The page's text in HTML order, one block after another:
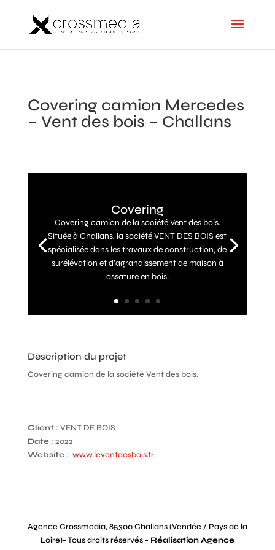
Covering camion Mercedes
– Vent des bois – Challans
Covering
Covering camion de la société Vent des bois.
Située à Challans, la société VENT DES BOIS est
spécialisée dans les travaux de construction, de
surélévation et d’agrandissement de maison à
ossature en bois.
Description du projet
Covering camion de la société Vent des bois.
Client : VENT DE BOIS
Date : 2022
Website: www.leventdesbois.fr
Agence Crossmedia, 85300 Challans (Vendée / Pays de la
Loire)- Tous droits réservés - Réalisation Agence